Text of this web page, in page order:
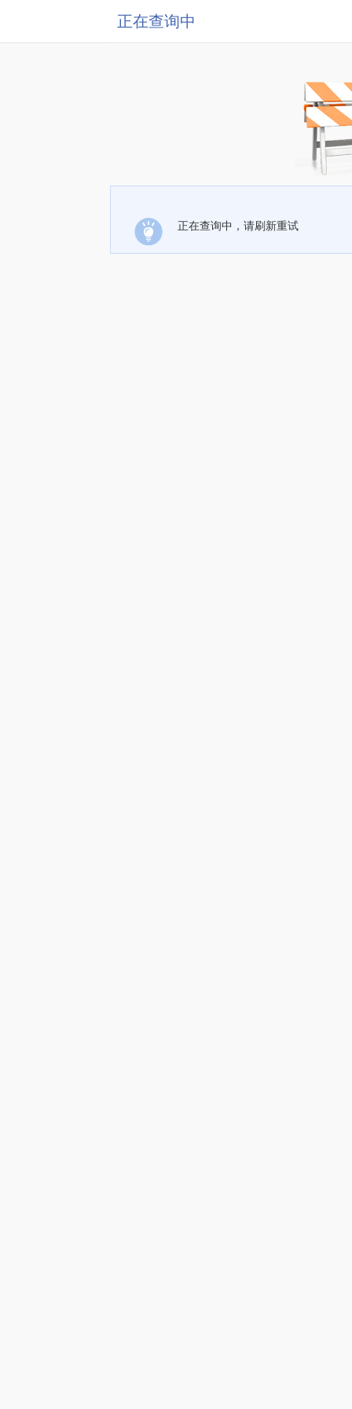
正在查询中
正在查询中，请刷新重试